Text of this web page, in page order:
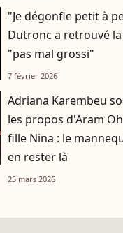
"Je dégonfle petit à
Dutronc a retrouvé
"pas mal grossi"
7 février 2026
Adriana Karembeu
les propos d'Aram
fille Nina : le
en rester là
25 mars 2026